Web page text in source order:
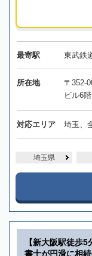
最寄駅 東武鉄
所在地
〒352-
ビル6階
対応エリア 埼玉、
埼玉県
【新大阪駅徒歩
書士が円滑に相